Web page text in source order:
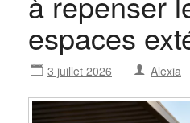
espaces
3 juillet 2026 Alexia